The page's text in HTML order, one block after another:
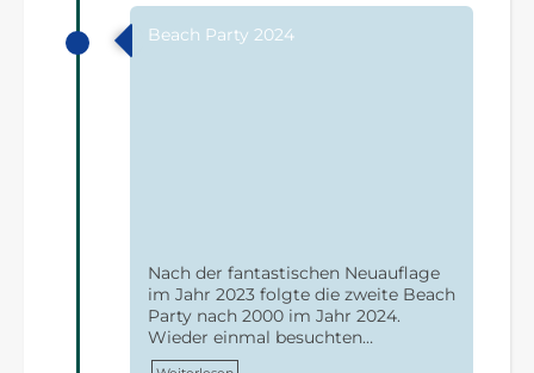
Beach Party 2024
Nach der fantastischen Neuauflage
im Jahr 2023 folgte die zweite Beach
Party nach 2000 im Jahr 2024.
Wieder einmal besuchten…